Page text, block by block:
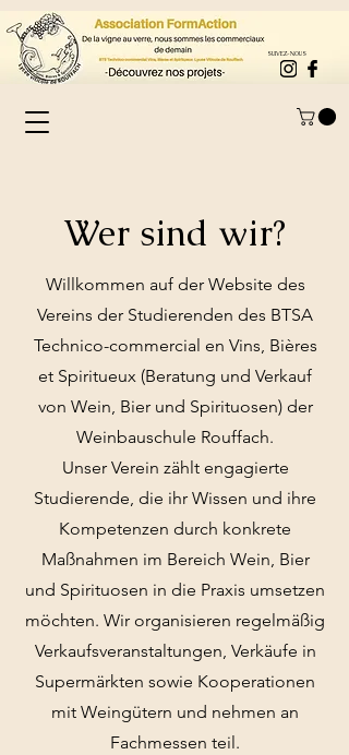
SUIVEZ-NOUS
Wer sind wir?
Willkommen auf der Website des
Vereins der Studierenden des BTSA
Technico-commercial en Vins, Bières
et Spiritueux (Beratung und Verkauf
von Wein, Bier und Spirituosen) der
Weinbauschule Rouffach.
Unser Verein zählt engagierte
Studierende, die ihr Wissen und ihre
Kompetenzen durch konkrete
Maßnahmen im Bereich Wein, Bier
und Spirituosen in die Praxis umsetzen
möchten. Wir organisieren regelmäßig
Verkaufsveranstaltungen, Verkäufe in
Supermärkten sowie Kooperationen
mit Weingütern und nehmen an
Fachmessen teil.